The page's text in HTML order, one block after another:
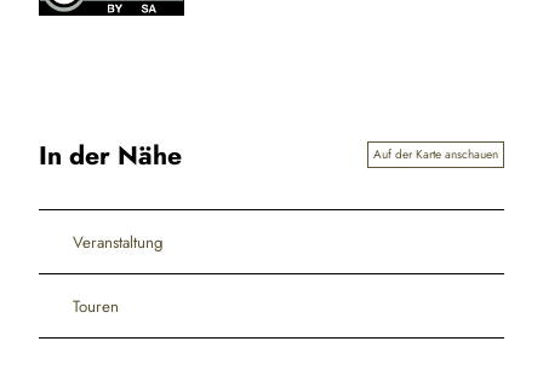
In der Nähe Auf der Karte anschauen
Veranstaltung
Touren